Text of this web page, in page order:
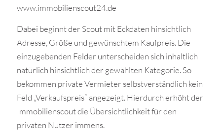
www.immobilienscout24.de
Dabei beginnt der Scout mit Eckdaten hinsichtlich
Adresse, Größe und gewünschtem Kaufpreis. Die
einzugebenden Felder unterscheiden sich inhaltlich
natürlich hinsichtlich der gewählten Kategorie. So
bekommen private Vermieter selbstverständlich kein
Feld „Verkaufspreis“ angezeigt. Hierdurch erhöht der
Immobilienscout die Übersichtlichkeit für den
privaten Nutzer immens.